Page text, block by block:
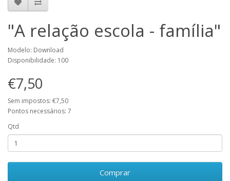
"A relação escola - família"
Modelo: Download
Disponibilidade: 100
€7,50
Sem impostos: €7,50
Pontos necessários: 7
Qtd
Comprar